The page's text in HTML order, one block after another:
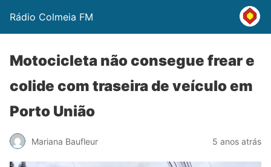
Rádio Colmeia FM
Motocicleta não consegue frear e
colide com traseira de veículo em
Porto União
Mariana Baufleur 5 anos atrás